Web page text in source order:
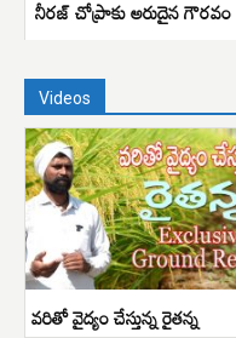
నీరజ్ చోప్రాకు అరుదైన గౌరవం
Videos
వరితో వైద్యం చేస్తున్న రైతన్న